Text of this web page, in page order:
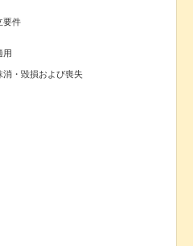
要件
用
・毀損および喪失